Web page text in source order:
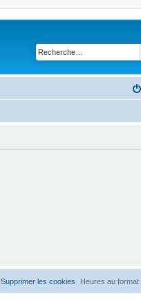
Heures au format
Supprimer les cookies